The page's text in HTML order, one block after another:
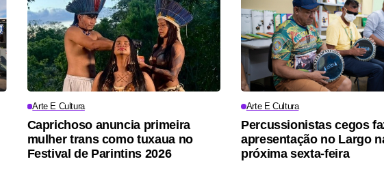
Arte E Cultura
Caprichoso anuncia primeira
mulher trans como tuxaua no
Festival de Parintins 2026
Arte E Cultura
Percussionistas cegos
apresentação no Largo
próxima sexta-feira